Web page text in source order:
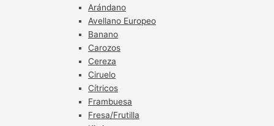
Arándano
Avellano Europeo
Banano
Carozos
Cereza
Ciruelo
Cítricos
Frambuesa
Fresa/Frutilla